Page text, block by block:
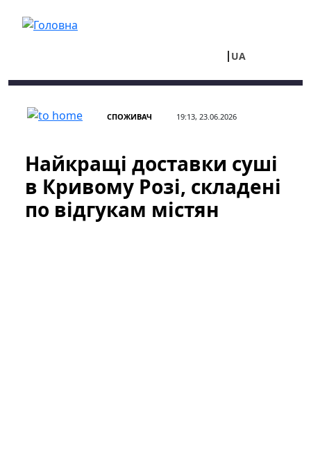
UA
СПОЖИВАЧ 19:13, 23.06.2026
Найкращі доставки суші
в Кривому Розі, складені
по відгукам містян